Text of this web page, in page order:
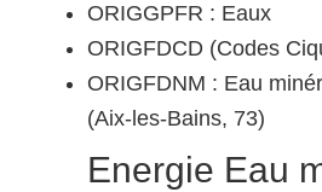
ORIGGPFR : Eaux
ORIGFDCD (Codes
ORIGFDNM : Eau
(Aix-les-Bains, 73)
Energie Eau